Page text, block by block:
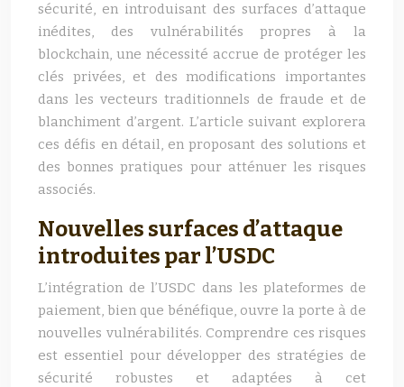
sécurité, en introduisant des surfaces d’attaque
inédites, des vulnérabilités propres à la
blockchain, une nécessité accrue de protéger les
clés privées, et des modifications importantes
dans les vecteurs traditionnels de fraude et de
blanchiment d’argent. L’article suivant explorera
ces défis en détail, en proposant des solutions et
des bonnes pratiques pour atténuer les risques
associés.
Nouvelles surfaces d’attaque
introduites par l’USDC
L’intégration de l’USDC dans les plateformes de
paiement, bien que bénéfique, ouvre la porte à de
nouvelles vulnérabilités. Comprendre ces risques
est essentiel pour développer des stratégies de
sécurité robustes et adaptées à cet